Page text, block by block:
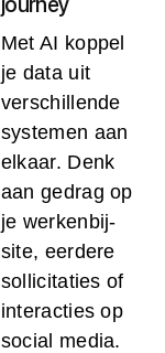
Met AI koppel
je data uit
verschillende
systemen aan
elkaar. Denk
aan gedrag op
je werkenbij-
site, eerdere
sollicitaties of
interacties op
social media.